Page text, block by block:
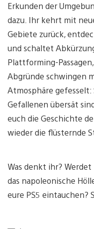
Erkunden der
dazu. Ihr kehrt mit
Gebiete zurück,
und schaltet
Plattforming-
Abgründe schwingen
Atmosphäre
Gefallenen übersät
euch die Geschichte
wieder die flüsternde
Was denkt ihr?
das napoleonische
eure PS5 eintauchen?